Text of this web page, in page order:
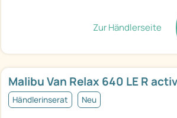
Zur Händlerseite
Malibu Van Relax 640 LE R
Händlerinserat Neu